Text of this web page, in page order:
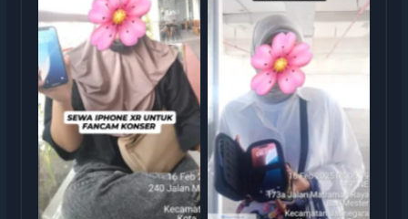
rental iphone jakarta rental iphone